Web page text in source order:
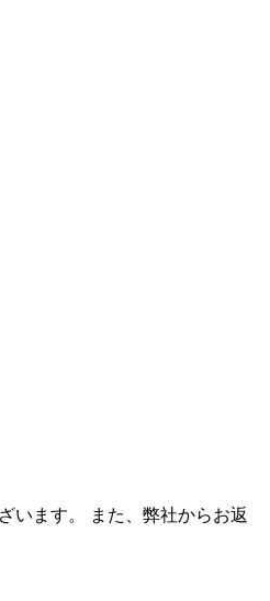
います。 また、弊社からお返